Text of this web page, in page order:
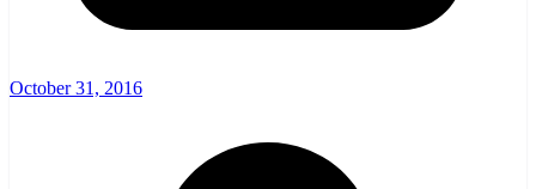
October 31, 2016